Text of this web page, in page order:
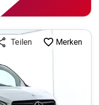
Teilen Merken